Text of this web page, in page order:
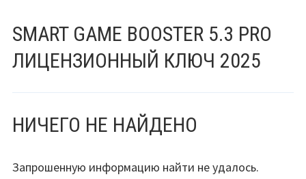
КРОШКИ)
SMART GAME BOOSTER 5.3 PRO
ЛИЦЕНЗИОННЫЙ КЛЮЧ 2025
НИЧЕГО НЕ НАЙДЕНО
Запрошенную информацию найти не удалось.